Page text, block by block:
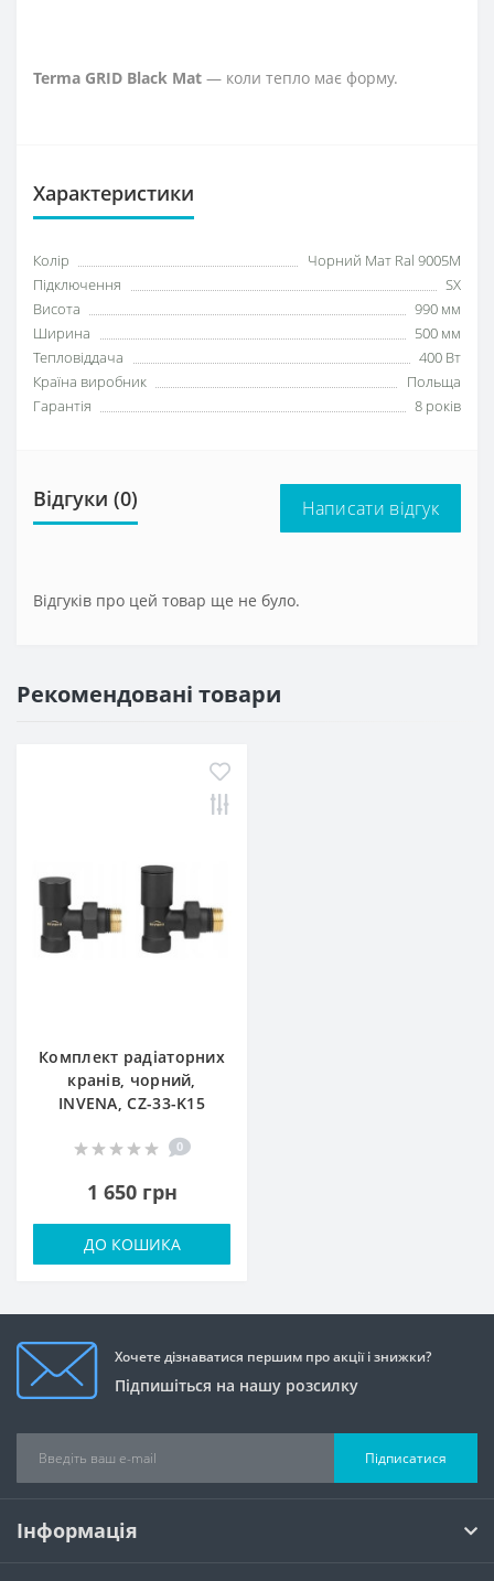
Terma GRID Black Mat — коли тепло має форму.
Характеристики
Колір
Чорний Мат Ral 9005M
Підключення
SX
Висота
990 мм
Ширина
500 мм
Тепловіддача
400 Вт
Країна виробник
Польща
Гарантія
8 років
Відгуки (0) Написати відгук
Відгуків про цей товар ще не було.
Рекомендовані товари
Комплект радіаторних
кранів, чорний,
INVЕNA, CZ-33-K15
0
1 650 грн
ДО КОШИКА
Хочете дізнаватися першим про акції і знижки?
Підпишіться на нашу розсилку
Підписатися
Інформація